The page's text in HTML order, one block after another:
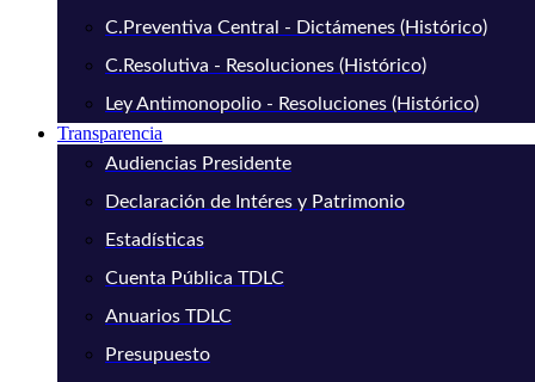
C.Preventiva Central - Dictámenes (Histórico)
C.Resolutiva - Resoluciones (Histórico)
Ley Antimonopolio - Resoluciones (Histórico)
Transparencia
Audiencias Presidente
Declaración de Intéres y Patrimonio
Estadísticas
Cuenta Pública TDLC
Anuarios TDLC
Presupuesto